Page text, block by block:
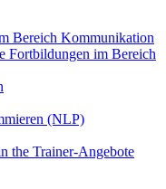
Bereich Kommunikation
Fortbildungen im Bereich
(NLP)
the Trainer-Angebote